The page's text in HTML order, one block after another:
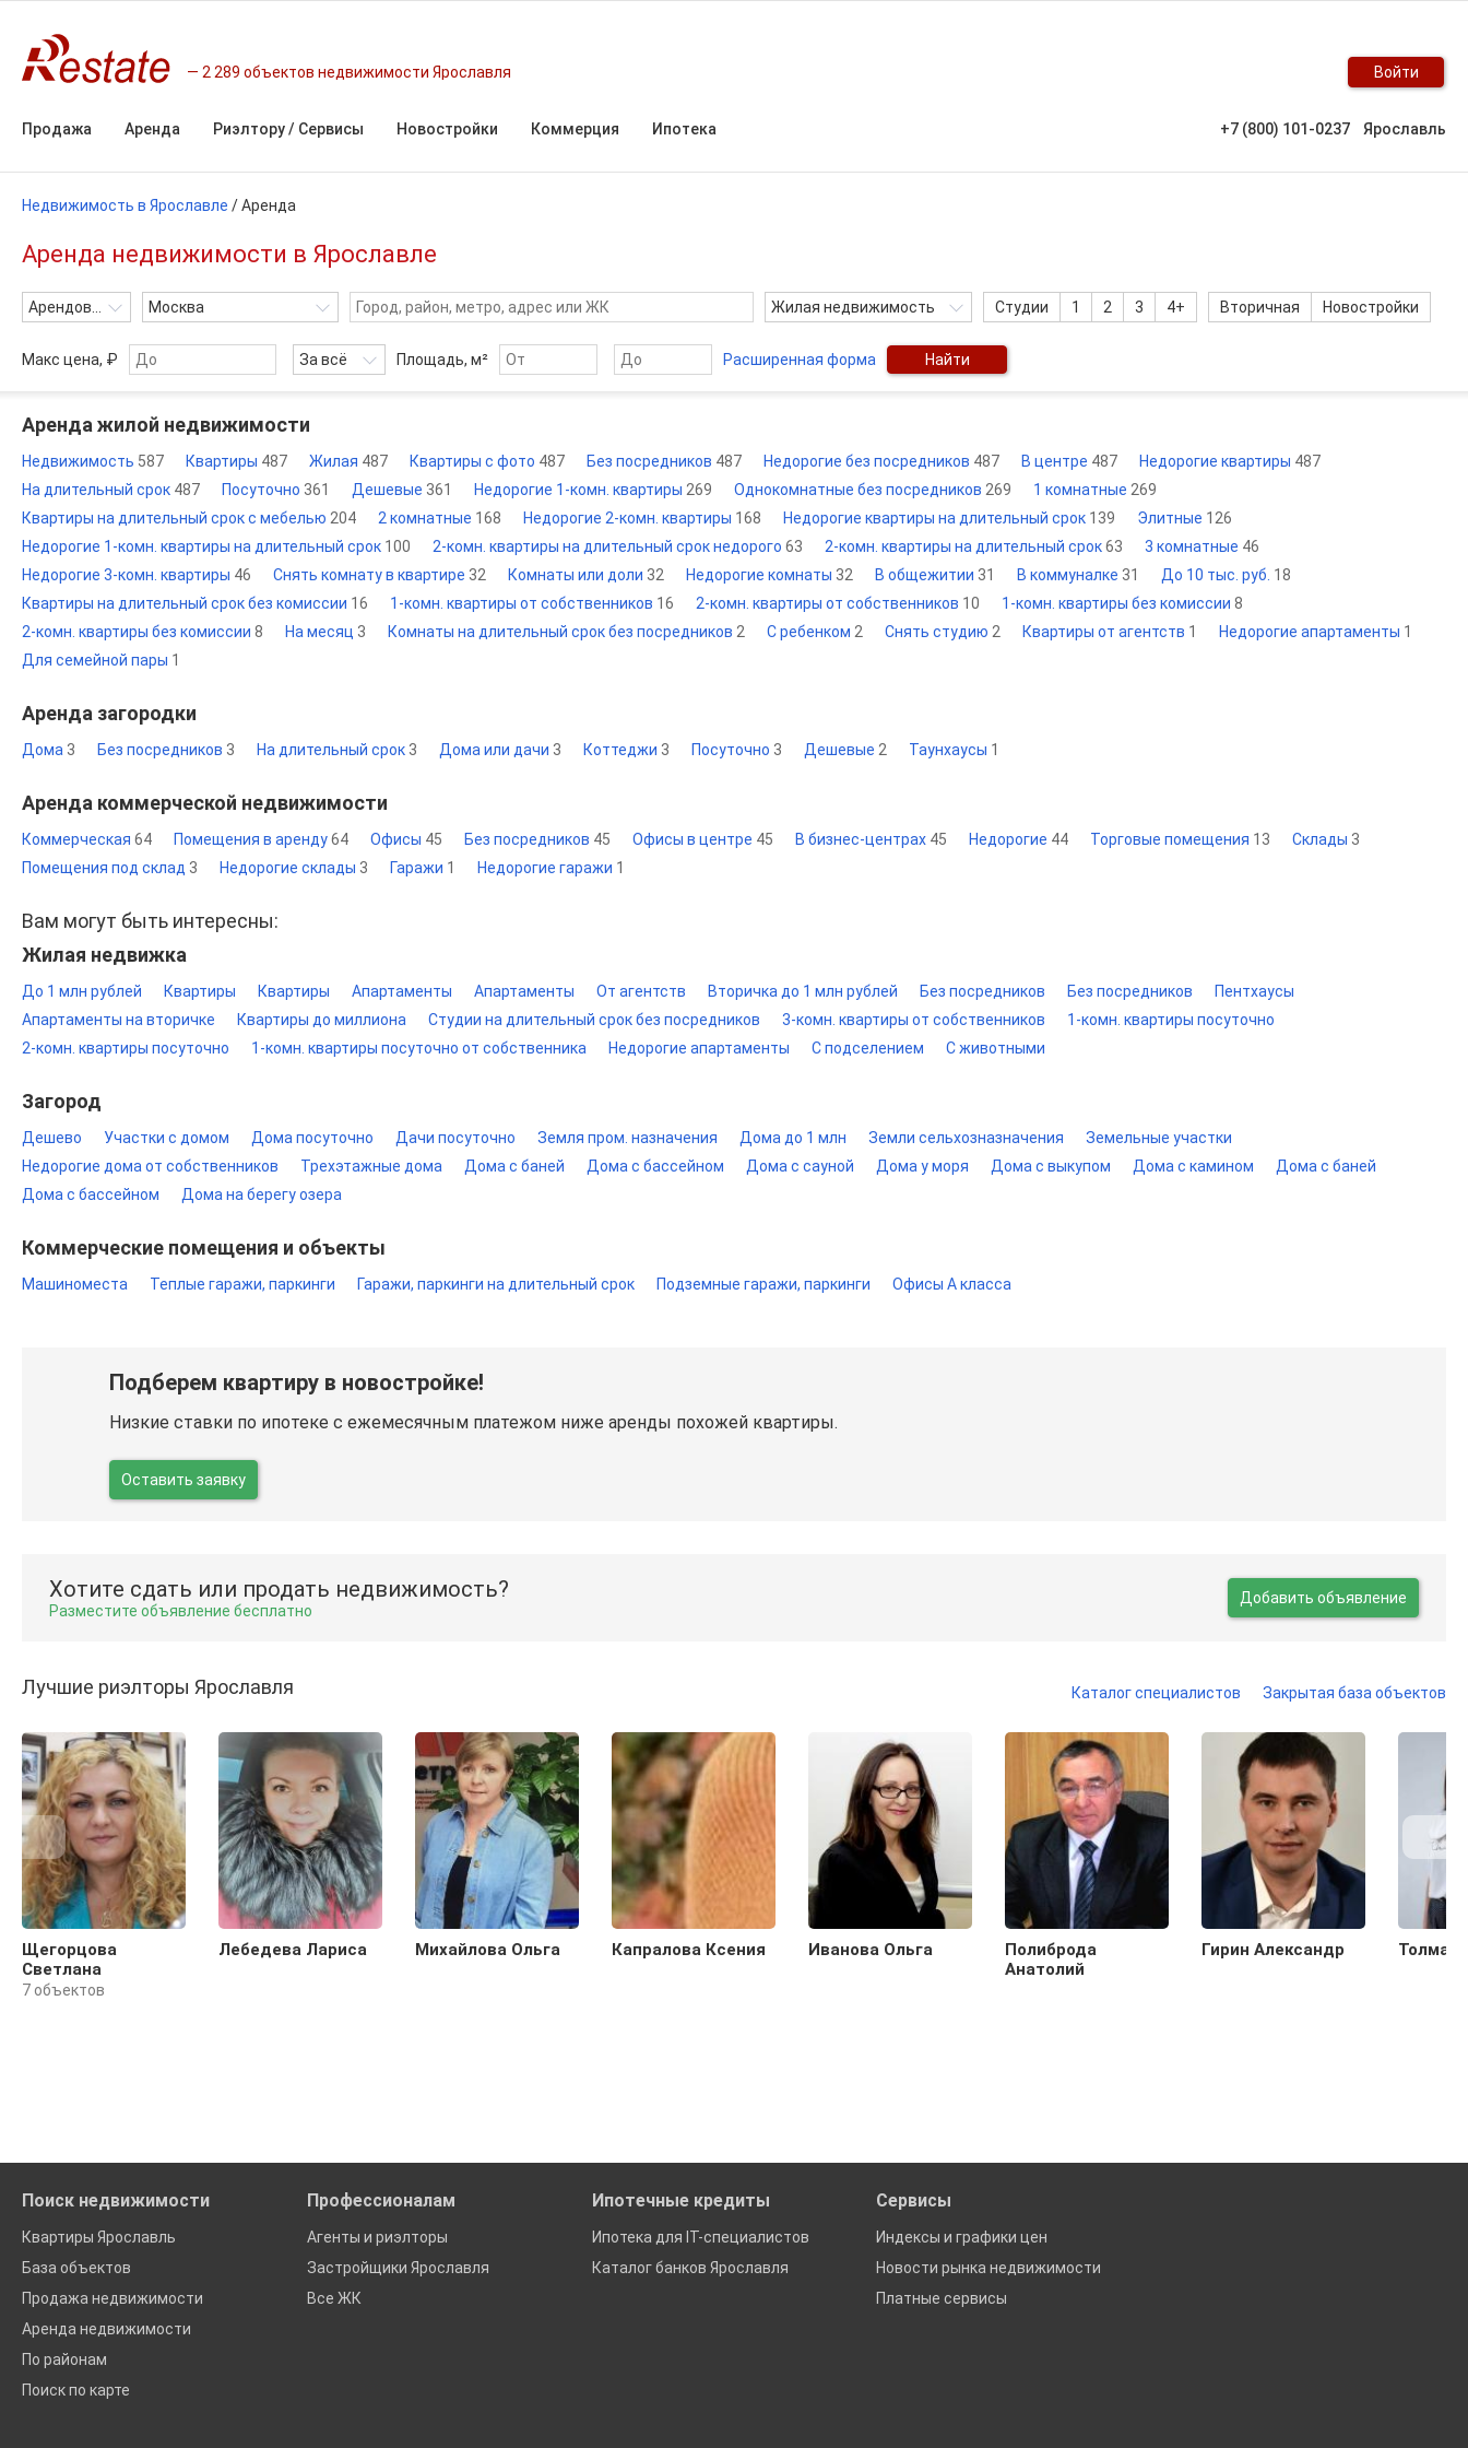
2 289 объектов недвижимости Ярославля Войти
Продажа Аренда Риэлтору / Сервисы Новостройки Коммерция Ипотека +7 (800) 101-0237 Ярославль
Недвижимость в Ярославле /Аренда
Аренда недвижимости в Ярославле
Арендовать Москва Жилая недвижимость Студии 1 2 3 4+ Вторичная Новостройки
Макс цена, ₽ За всё Площадь, м² Расширенная форма Найти
Аренда жилой недвижимости
Недвижимость 587 Квартиры 487 Жилая 487 Квартиры с фото 487 Без посредников 487 Недорогие без посредников 487 В центре 487 Недорогие квартиры 487
На длительный срок 487 Посуточно 361 Дешевые 361 Недорогие 1-комн. квартиры 269 Однокомнатные без посредников 269 1 комнатные 269
Квартиры на длительный срок с мебелью 204 2 комнатные 168 Недорогие 2-комн. квартиры 168 Недорогие квартиры на длительный срок 139 Элитные 126
Недорогие 1-комн. квартиры на длительный срок 100 2-комн. квартиры на длительный срок недорого 63 2-комн. квартиры на длительный срок63 3 комнатные 46
Недорогие 3-комн. квартиры 46 Снять комнату в квартире 32 Комнаты или доли 32 Недорогие комнаты 32 В общежитии 31 В коммуналке 31 До 10 тыс. руб. 18
Квартиры на длительный срок без комиссии 16 1-комн. квартиры от собственников 16 2-комн. квартиры от собственников 10 1-комн. квартиры без комиссии 8
2-комн. квартиры без комиссии 8 На месяц 3 Комнаты на длительный срок без посредников 2 С ребенком 2 Снять студию 2 Квартиры от агентств 1 Недорогие апартаменты 1
Для семейной пары 1
Аренда загородки
Дома 3 Без посредников 3 На длительный срок 3 Дома или дачи 3 Коттеджи 3 Посуточно 3 Дешевые 2 Таунхаусы 1
Аренда коммерческой недвижимости
Коммерческая 64 Помещения в аренду64 Офисы 45 Без посредников 45 Офисы в центре 45 В бизнес-центрах 45 Недорогие 44 Торговые помещения 13 Склады 3
Помещения под склад 3 Недорогие склады 3 Гаражи 1 Недорогие гаражи 1
Вам могут быть интересны:
Жилая недвижка
До 1 млн рублей Квартиры Квартиры Апартаменты Апартаменты От агентств Вторичка до 1 млн рублей Без посредников Без посредников
Пентхаусы
Апартаменты на вторичке
Квартиры до миллиона Студии на длительный срок без посредников 3-комн. квартиры от собственников
1-комн. квартиры посуточно
2-комн. квартиры посуточно
1-комн. квартиры посуточно от собственника Недорогие апартаменты С подселением С животными
Загород
Дешево Участки с домом Дома посуточно Дачи посуточно Земля пром. назначения Дома до 1 млн Земли сельхозназначения
Земельные участки
Недорогие дома от собственников
Трехэтажные дома Дома с баней Дома с бассейном Дома с сауной Дома у моря Дома с выкупом Дома с камином
Дома с баней
Дома с бассейном
Дома на берегу озера
Коммерческие помещения и объекты
Машиноместа Теплые гаражи, паркинги Гаражи, паркинги на длительный срок Подземные гаражи, паркинги Офисы A класса
Подберем квартиру в новостройке!
Низкие ставки по ипотеке с ежемесячным платежом ниже аренды похожей квартиры.
Оставить заявку
Хотите сдать или продать недвижимость?
Разместите объявление бесплатно
Добавить объявление
Лучшие риэлторы Ярославля Каталог специалистов Закрытая база объектов
Щегорцова
Светлана
7 объектов
Лебедева Лариса Михайлова Ольга Капралова Ксения Иванова Ольга
Полиброда
Анатолий
Гирин Александр
Поиск недвижимости
Квартиры Ярославль
База объектов
Продажа недвижимости
Аренда недвижимости
По районам
Поиск по карте
Профессионалам
Агенты и риэлторы
Застройщики Ярославля
Все ЖК
Ипотечные кредиты
Ипотека для IT-специалистов
Каталог банков Ярославля
Сервисы
Индексы и графики цен
Новости рынка недвижимости
Платные сервисы